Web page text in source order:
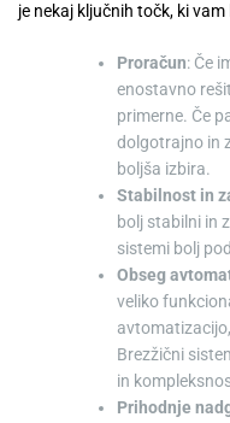
je nekaj ključnih točk, ki
Proračun: Če
enostavno
primerne. Če
dolgotrajno in
boljša izbira.
Stabilnost in
bolj stabilni in
sistemi bolj
Obseg
veliko
Brezžični
in
Prihodnje